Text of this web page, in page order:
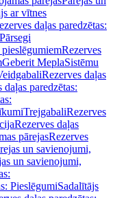
ar vītnes
daļas paredzētas:
Pārsegi
Rezerves
Geberit MeplaSistēmu
Rezerves daļas
daļas paredzētas:
TrejgabaliRezerves
Rezerves daļas
pārejasRezerves
un savienojumi,
un savienojumi,
PieslēgumiSadalītājs